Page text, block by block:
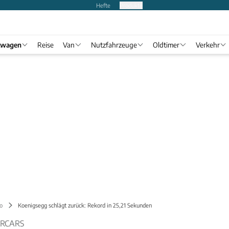
Hefte
Reise Van Nutzfahrzeuge Oldtimer Verkehr
Koenigsegg schlägt zurück: Rekord in 25,21 Sekunden